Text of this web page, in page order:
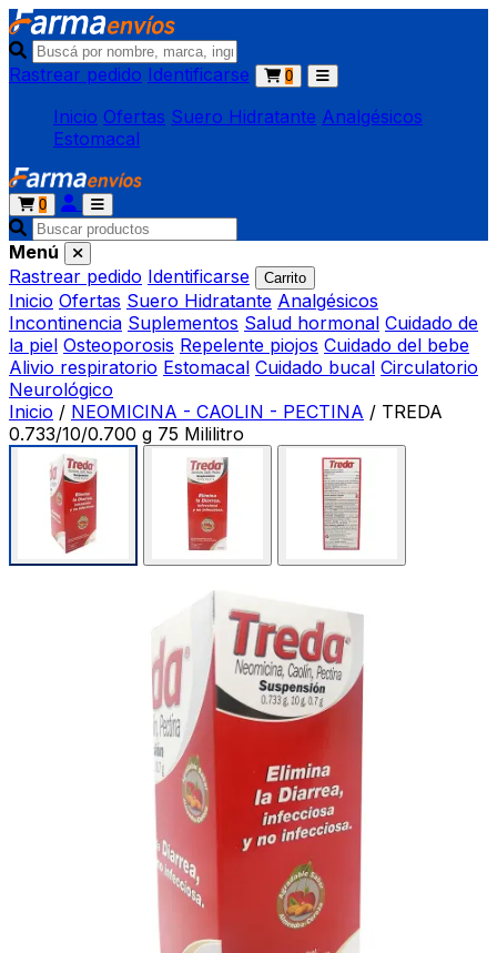
Rastrear pedido Identificarse 0
Inicio Ofertas Suero Hidratante Analgésicos
Estomacal
0
Menú
Rastrear pedido Identificarse Carrito
Inicio Ofertas Suero Hidratante Analgésicos
Incontinencia Suplementos Salud hormonal Cuidado de
la piel Osteoporosis Repelente piojos Cuidado del bebe
Alivio respiratorio Estomacal Cuidado bucal Circulatorio
Neurológico
Inicio / NEOMICINA - CAOLIN - PECTINA / TREDA
0.733/10/0.700 g 75 Mililitro